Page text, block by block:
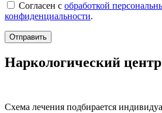
Согласен с обработкой
конфиденциальности.
Отправить
Наркологический
Схема лечения подбирается